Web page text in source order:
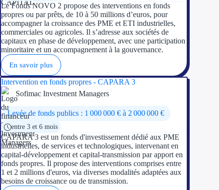
Le Fonds NOVO 2 propose des interventions en fonds
propres ou par prêts, de 10 à 50 millions d’euros, pour
accompagner la croissance des PME et ETI industrielles,
commerciales ou agricoles. Il s’adresse aux sociétés de
capitaux en phase de développement, avec une participation
minoritaire et un accompagnement à la gouvernance.
En savoir plus
Intervention en fonds propres - CAPARA 3
Sofimac Investment Managers
Levée de fonds publics : 1 000 000 € à 2 000 000 €
entre 3 et 6 mois
CAPARA 3 est un fonds d'investissement dédié aux PME
industrielles, de services et technologiques, intervenant en
capital-développement et capital-transmission par apport en
fonds propres. Il propose des interventions comprises entre
1 et 2 millions d'euros, via diverses modalités adaptées aux
besoins de croissance ou de transmission.